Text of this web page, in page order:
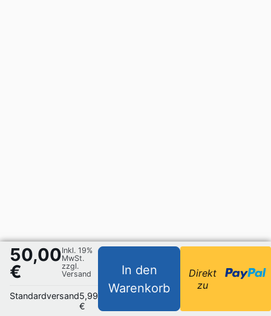
50,00
€
Inkl. 19%
MwSt.
zzgl.
Versand
Standardversand5,99
€
In den
Warenkorb
Direkt
zu